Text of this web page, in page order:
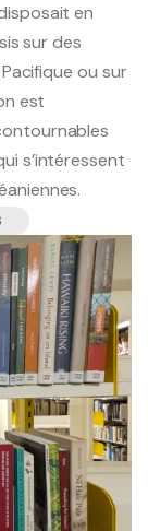
en
sur des
ou sur
est
s’intéressent